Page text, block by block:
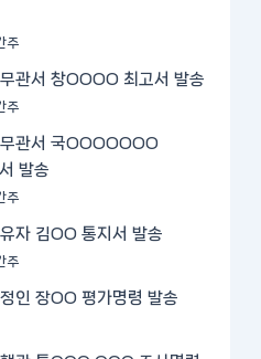
주
관서 창OOOO 최고서 발송
주
관서 국OOOOOOO
발송
주
자 김OO 통지서 발송
주
인 장OO 평가명령 발송